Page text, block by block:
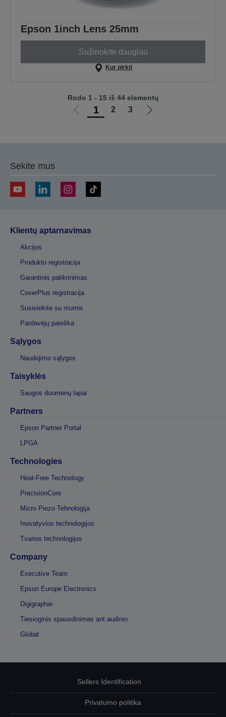
Epson 1inch Lens 25mm
Sužinokite daugiau
Kur pirkti
Eiti
1 2 3
Eiti
Rodo 1 - 15 iš 44 elementų
Sekite mus
Klientų aptarnavimas
Akcijos
Produkto registracija
Garantinis patikrinimas
CoverPlus registracija
Susisiekite su mumis
Pardavėjų paieška
Sąlygos
Naudojimo sąlygos
Taisyklės
Saugos duomenų lapai
Partners
Epson Partner Portal
LPGA
Technologies
Heat-Free Technology
PrecisionCore
Micro Piezo Tehnoloģija
Inovatyvios technologijos
Tvarios technologijos
Company
Executive Team
Epson Europe Electronics
Digigraphie
Tiesioginis spausdinimas ant audinio
Global
Sellers Identification
Privatumo politika